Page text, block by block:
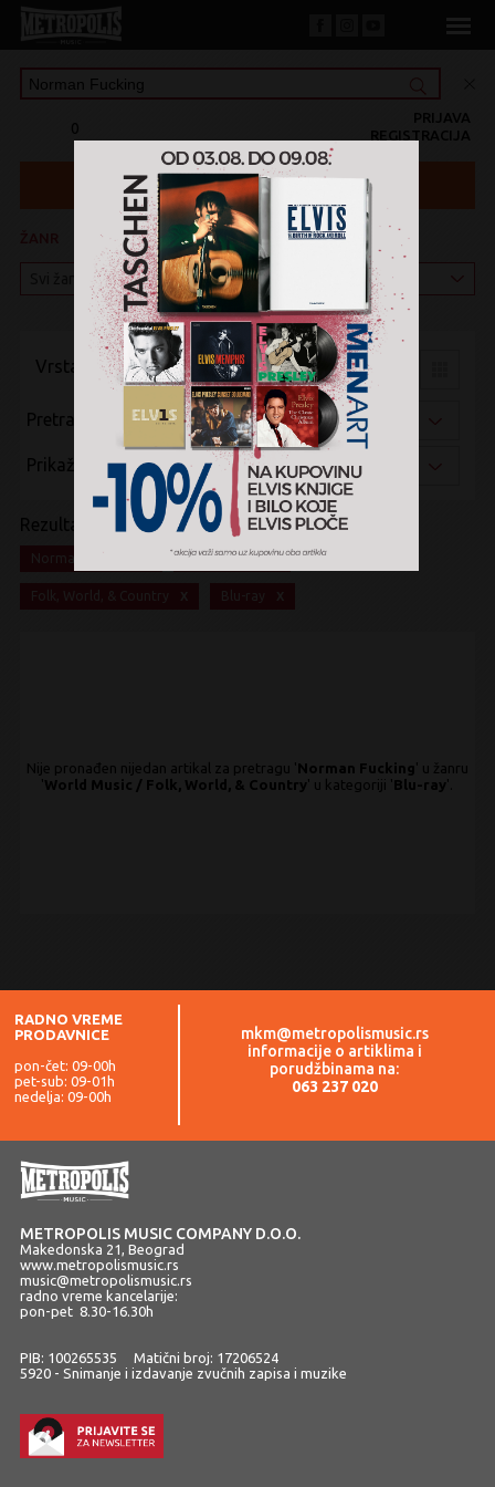
0 REGISTRACIJA
PRIJAVA
KATEGORIJA
Vrsta pregleda:
Pretraži po:
Prikaži po:
Rezultati pretrage:
World Music x
Nije pronađen nijedan artikal za pretragu 'Norman Fucking' u žanru
'World Music / Folk, World, & Country' u kategoriji 'Blu-ray'.
RADNO VREME
PRODAVNICE
pon-čet: 09-00h
pet-sub: 09-01h
nedelja: 09-00h
mkm@metropolismusic.rs
informacije o artiklima i
porudžbinama na:
063 237 020
METROPOLIS MUSIC COMPANY D.O.O.
Makedonska 21, Beograd
www.metropolismusic.rs
music@metropolismusic.rs
radno vreme kancelarije:
pon-pet 8.30-16.30h
PIB: 100265535 Matični broj: 17206524
5920 - Snimanje i izdavanje zvučnih zapisa i muzike